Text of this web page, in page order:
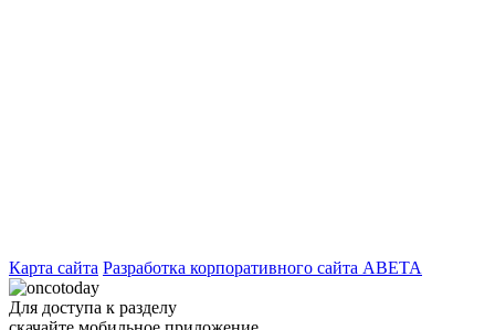
Карта сайта Разработка корпоративного сайта ABETA
Для доступа к разделу